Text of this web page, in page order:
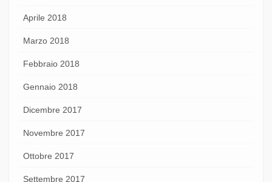
Aprile 2018
Marzo 2018
Febbraio 2018
Gennaio 2018
Dicembre 2017
Novembre 2017
Ottobre 2017
Settembre 2017